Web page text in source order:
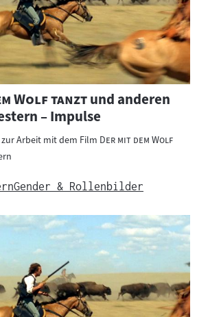
Wolf tanzt"
und anderen
– Impulse
Arbeit mit dem Film "Der mit dem Wolf
Gender & Rollenbilder